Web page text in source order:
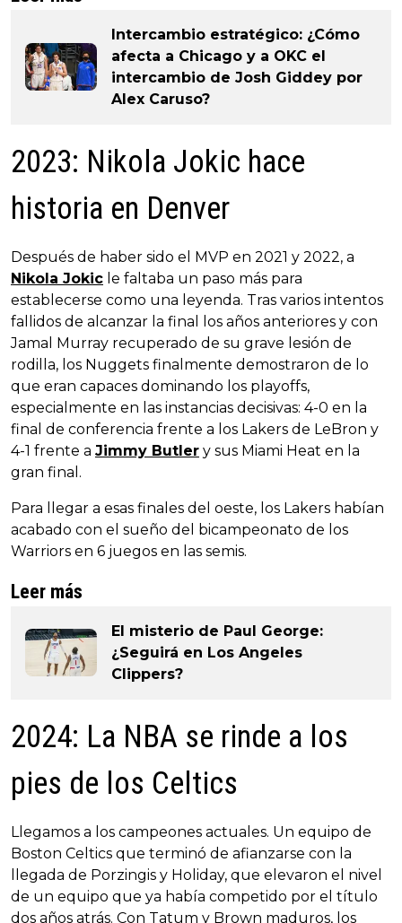
Intercambio estratégico: ¿Cómo
afecta a Chicago y a OKC el
intercambio de Josh Giddey por
Alex Caruso?
2023: Nikola Jokic hace
historia en Denver
Después de haber sido el MVP en 2021 y 2022, a
Nikola Jokic le faltaba un paso más para
establecerse como una leyenda. Tras varios intentos
fallidos de alcanzar la final los años anteriores y con
Jamal Murray recuperado de su grave lesión de
rodilla, los Nuggets finalmente demostraron de lo
que eran capaces dominando los playoffs,
especialmente en las instancias decisivas: 4-0 en la
final de conferencia frente a los Lakers de LeBron y
4-1 frente a Jimmy Butler y sus Miami Heat en la
gran final.
Para llegar a esas finales del oeste, los Lakers habían
acabado con el sueño del bicampeonato de los
Warriors en 6 juegos en las semis.
Leer más
El misterio de Paul George:
¿Seguirá en Los Angeles
Clippers?
2024: La NBA se rinde a los
pies de los Celtics
Llegamos a los campeones actuales. Un equipo de
Boston Celtics que terminó de afianzarse con la
llegada de Porzingis y Holiday, que elevaron el nivel
de un equipo que ya había competido por el título
dos años atrás. Con Tatum y Brown maduros, los